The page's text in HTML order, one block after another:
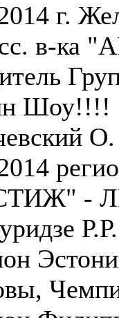
г.
в-ка
Шоу!!!!
О.
-
Р.Р.